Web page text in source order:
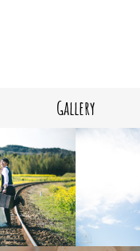
Gallery